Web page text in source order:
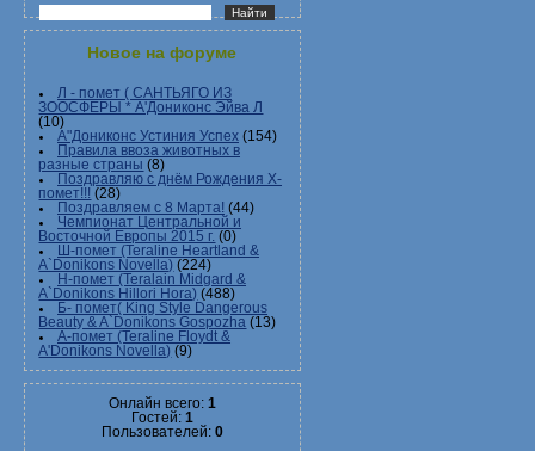
Новое на форуме
Л - помет ( САНТЬЯГО ИЗ
ЗООСФЕРЫ * А'Дониконс Эйва Л
(10)
А"Дониконс Устиния Успех (154)
Правила ввоза животных в
разные страны (8)
Поздравляю с днём Рождения Х-
помет!!! (28)
Поздравляем с 8 Марта! (44)
Чемпионат Центральной и
Восточной Европы 2015 г. (0)
Ш-помет (Teraline Heartland &
A`Donikons Novella) (224)
Н-помет (Teralain Midgard &
A`Donikons Hillori Hora) (488)
Б- помет( King Style Dangerous
Beauty & A`Donikons Gospozha (13)
А-помет (Teraline Floydt &
A'Donikons Novella) (9)
Онлайн всего: 1
Гостей: 1
Пользователей: 0